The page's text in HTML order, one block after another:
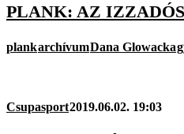
PLANK: AZ
plankarchívumDana Glowacka
Csupasport2019.06.02. 19:03